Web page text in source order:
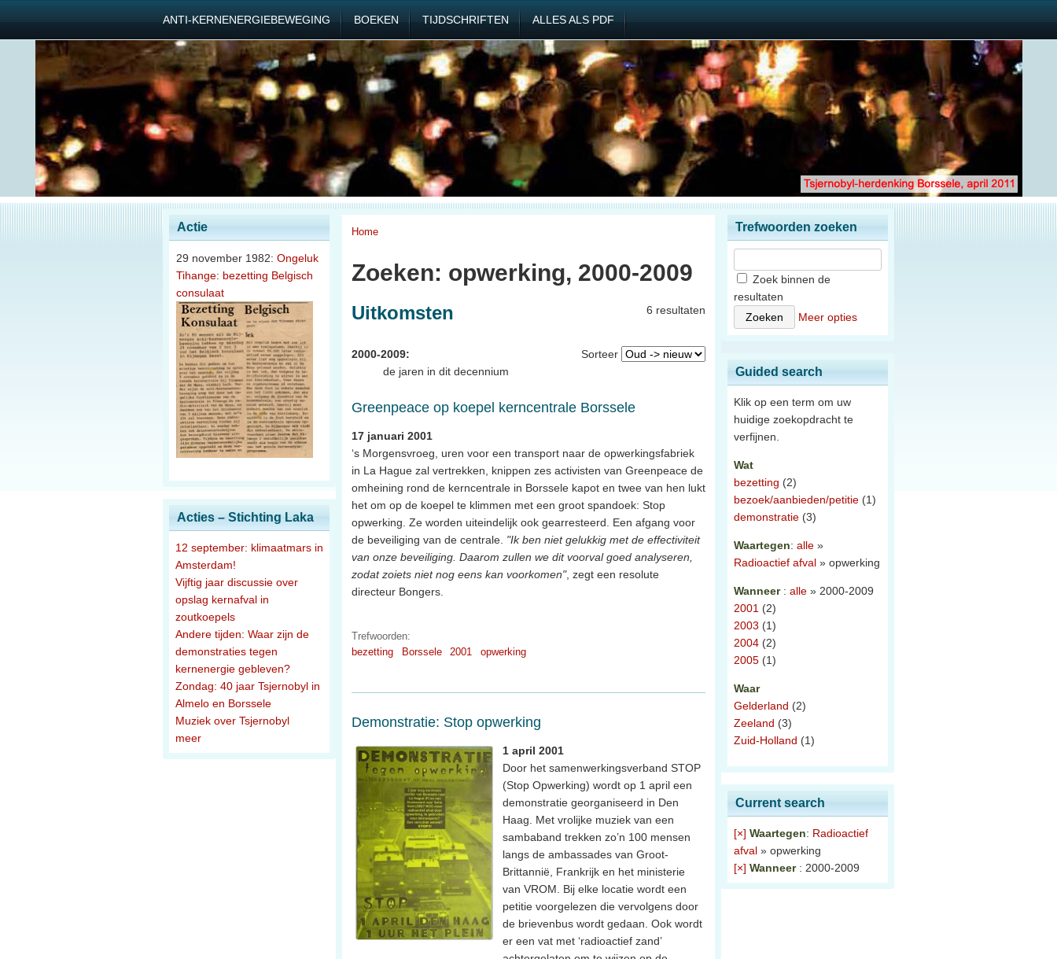
ANTI-KERNENERGIEBEWEGING BOEKEN TIJDSCHRIFTEN ALLES ALS PDF
Actie
29 november 1982: Ongeluk
Tihange: bezetting Belgisch
consulaat
Acties – Stichting Laka
12 september: klimaatmars in
Amsterdam!
Vijftig jaar discussie over
opslag kernafval in
zoutkoepels
Andere tijden: Waar zijn de
demonstraties tegen
kernenergie gebleven?
Zondag: 40 jaar Tsjernobyl in
Almelo en Borssele
Muziek over Tsjernobyl
meer
Home
Zoeken: opwerking, 2000-2009
6 resultaten
Uitkomsten
Sorteer
2000-2009:
de jaren in dit decennium
Greenpeace op koepel kerncentrale Borssele
17 januari 2001
‘s Morgensvroeg, uren voor een transport naar de opwerkingsfabriek
in La Hague zal vertrekken, knippen zes activisten van Greenpeace de
omheining rond de kerncentrale in Borssele kapot en twee van hen lukt
het om op de koepel te klimmen met een groot spandoek: Stop
opwerking. Ze worden uiteindelijk ook gearresteerd. Een afgang voor
de beveiliging van de centrale. "Ik ben niet gelukkig met de effectiviteit
van onze beveiliging. Daarom zullen we dit voorval goed analyseren,
zodat zoiets niet nog eens kan voorkomen", zegt een resolute
directeur Bongers.
Trefwoorden:
bezetting
Borssele 2001 opwerking
Demonstratie: Stop opwerking
1 april 2001
Door het samenwerkingsverband STOP
(Stop Opwerking) wordt op 1 april een
demonstratie georganiseerd in Den
Haag. Met vrolijke muziek van een
sambaband trekken zo’n 100 mensen
langs de ambassades van Groot-
Brittannië, Frankrijk en het ministerie
van VROM. Bij elke locatie wordt een
petitie voorgelezen die vervolgens door
de brievenbus wordt gedaan. Ook wordt
er een vat met ‘radioactief zand’
Trefwoorden zoeken
Zoek binnen de
resultaten
Meer opties
Guided search
Klik op een term om uw
huidige zoekopdracht te
verfijnen.
Wat
bezetting (2)
bezoek/aanbieden/petitie (1)
demonstratie (3)
Waartegen: alle »
Radioactief afval » opwerking
Wanneer : alle » 2000-2009
2001 (2)
2003 (1)
2004 (2)
2005 (1)
Waar
Gelderland (2)
Zeeland (3)
Zuid-Holland (1)
Current search
[×] Waartegen: Radioactief
afval » opwerking
[×] Wanneer : 2000-2009